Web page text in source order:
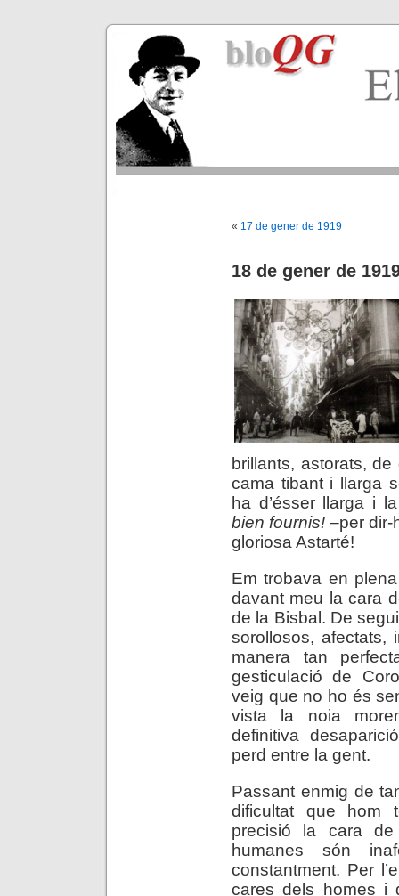
« 17 de gener de 1919
18 de gener de
brillants, astorats,
cama tibant i llarga
ha d’ésser llarga i
bien fournis! –per dir-
gloriosa Astarté!
Em trobava en
davant meu la cara
de la Bisbal. De
sorollosos, afectats,
manera tan
gesticulació de
veig que no ho és
vista la noia
definitiva
perd entre la gent.
Passant enmig de
dificultat que hom
precisió la cara
humanes són
constantment. Per
cares dels homes i